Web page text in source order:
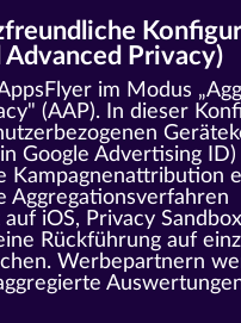
Privacy)
im Modus
(AAP). In dieser
Google Advertising ID)
Kampagnenattribution
Aggregationsverfahren
iOS, Privacy
Rückführung auf
Werbepartnern